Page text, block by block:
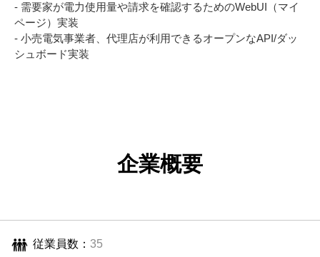
- 需要家が電力使用量や請求を確認するためのWebUI（マイ
ページ）実装
- 小売電気事業者、代理店が利用できるオープンなAPI/ダッ
シュボード実装
企業概要
従業員数： 35